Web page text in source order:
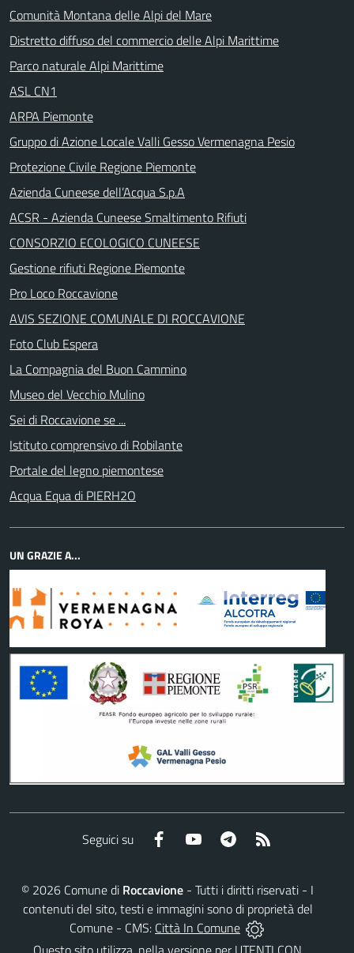
Comunità Montana delle Alpi del Mare
Distretto diffuso del commercio delle Alpi Marittime
Parco naturale Alpi Marittime
ASL CN1
ARPA Piemonte
Gruppo di Azione Locale Valli Gesso Vermenagna Pesio
Protezione Civile Regione Piemonte
Azienda Cuneese dell’Acqua S.p.A
ACSR - Azienda Cuneese Smaltimento Rifiuti
CONSORZIO ECOLOGICO CUNEESE
Gestione rifiuti Regione Piemonte
Pro Loco Roccavione
AVIS SEZIONE COMUNALE DI ROCCAVIONE
Foto Club Espera
La Compagnia del Buon Cammino
Museo del Vecchio Mulino
Sei di Roccavione se ...
Istituto comprensivo di Robilante
Portale del legno piemontese
Acqua Equa di PIERH2O
UN GRAZIE A...
Seguici su Facebook YouTube Telegram
© 2026 Comune di Roccavione - Tutti i diritti riservati - I
contenuti del sito, testi e immagini sono di proprietà del
Comune - CMS: Città In Comune